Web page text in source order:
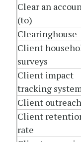
Clear an
(to)
Clearinghouse
Client
surveys
Client impact
tracking
Client
Client
rate